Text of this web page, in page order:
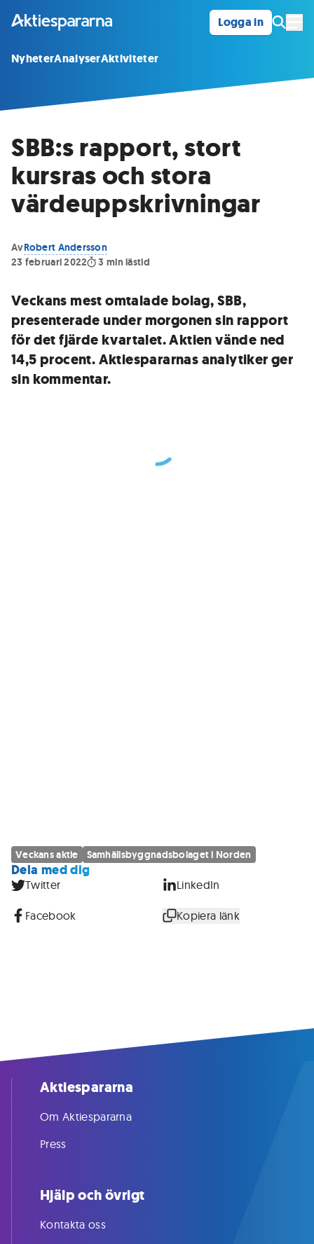
Logga in
NyheterAnalyserAktiviteter
SBB:s rapport, stort
kursras och stora
värdeuppskrivningar
AvRobert Andersson
23 februari 2022
3 min lästid
Veckans mest omtalade bolag, SBB,
presenterade under morgonen sin rapport
för det fjärde kvartalet. Aktien vände ned
14,5 procent. Aktiespararnas analytiker ger
sin kommentar.
Veckans aktie Samhällsbyggnadsbolaget i Norden
Dela med dig
Twitter LinkedIn
Facebook Kopiera länk
Aktiespararna
Om Aktiespararna
Press
Hjälp och övrigt
Kontakta oss